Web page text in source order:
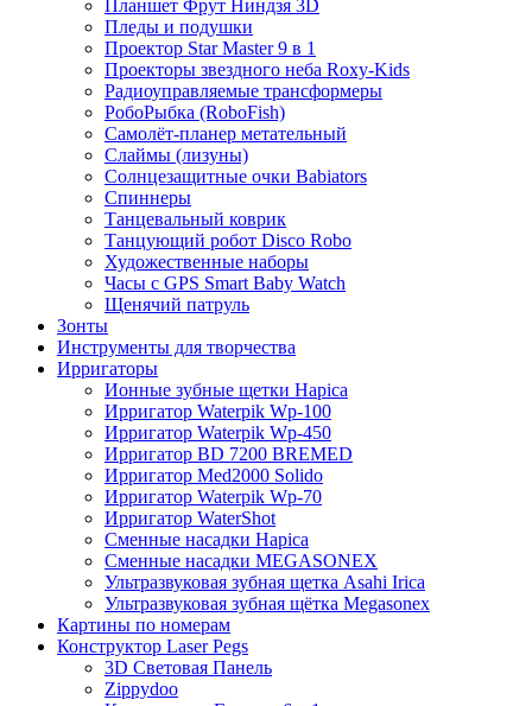
Планшет Фрут Ниндзя 3D
Пледы и подушки
Проектор Star Master 9 в 1
Проекторы звездного неба Roxy-Kids
Радиоуправляемые трансформеры
РобоРыбка (RoboFish)
Самолёт-планер метательный
Слаймы (лизуны)
Солнцезащитные очки Babiators
Спиннеры
Танцевальный коврик
Танцующий робот Disco Robo
Художественные наборы
Часы с GPS Smart Baby Watch
Щенячий патруль
Зонты
Инструменты для творчества
Ирригаторы
Ионные зубные щетки Hapica
Ирригатор Waterpik Wp-100
Ирригатор Waterpik Wp-450
Ирригатор BD 7200 BREMED
Ирригатор Med2000 Solido
Ирригатор Waterpik Wp-70
Ирригатор WaterShot
Сменные насадки Hapica
Сменные насадки MEGASONEX
Ультразвуковая зубная щетка Asahi Irica
Ультразвуковая зубная щётка Megasonex
Картины по номерам
Конструктор Laser Pegs
3D Световая Панель
Zippydoo